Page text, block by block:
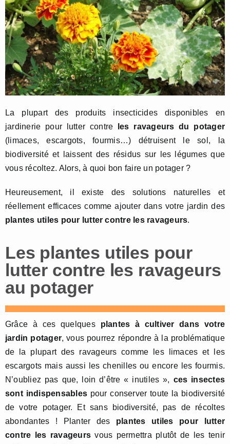
La plupart des produits insecticides disponibles en
jardinerie pour lutter contre
les ravageurs du potager
(limaces, escargots, fourmis…) détruisent le sol, la
biodiversité et laissent des résidus sur les légumes que
vous récoltez. Alors, à quoi bon faire un potager ?
Heureusement, il existe des solutions naturelles et
réellement efficaces comme ajouter dans votre jardin des
plantes utiles pour lutter contre les ravageurs.
Les plantes utiles pour
lutter contre les ravageurs
au potager
Grâce à ces quelques plantes à cultiver dans votre
jardin potager, vous pourrez répondre à la problématique
de la plupart des ravageurs comme les limaces et les
escargots mais aussi les chenilles ou encore les fourmis.
N’oubliez pas que, loin d’être « inutiles », ces insectes
sont indispensables pour conserver toute la biodiversité
de votre potager. Et sans biodiversité, pas de récoltes
abondantes ! Planter des plantes utiles pour lutter
contre les ravageursvous permettra plutôt de les tenir